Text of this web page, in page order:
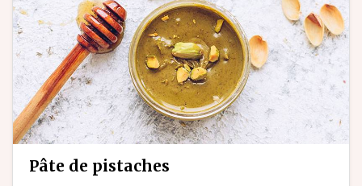
pâte de pistaches